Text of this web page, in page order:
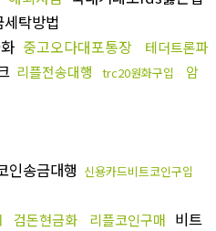
탁방법
중고오다대포통장
테더트론파
리플전송대행 trc20원화구입
암
인송금대행 신용카드비트코인구입
검돈현금화 리플코인구매 비트